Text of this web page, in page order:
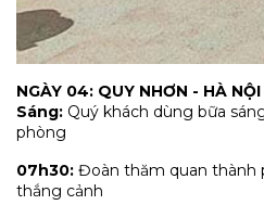
NGÀY 04: QUY NHƠN - HÀ
Sáng: Quý khách dùng bữa
phòng
07h30: Đoàn thăm quan thành
thắng cảnh